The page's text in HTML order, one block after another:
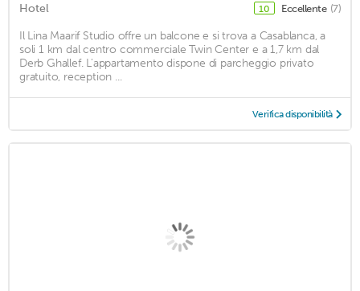
Hotel 10 Eccellente (7)
Il Lina Maarif Studio offre un balcone e si trova a Casablanca, a
soli 1 km dal centro commerciale Twin Center e a 1,7 km dal
Derb Ghallef. L'appartamento dispone di parcheggio privato
gratuito, reception ...
Verifica disponibilità